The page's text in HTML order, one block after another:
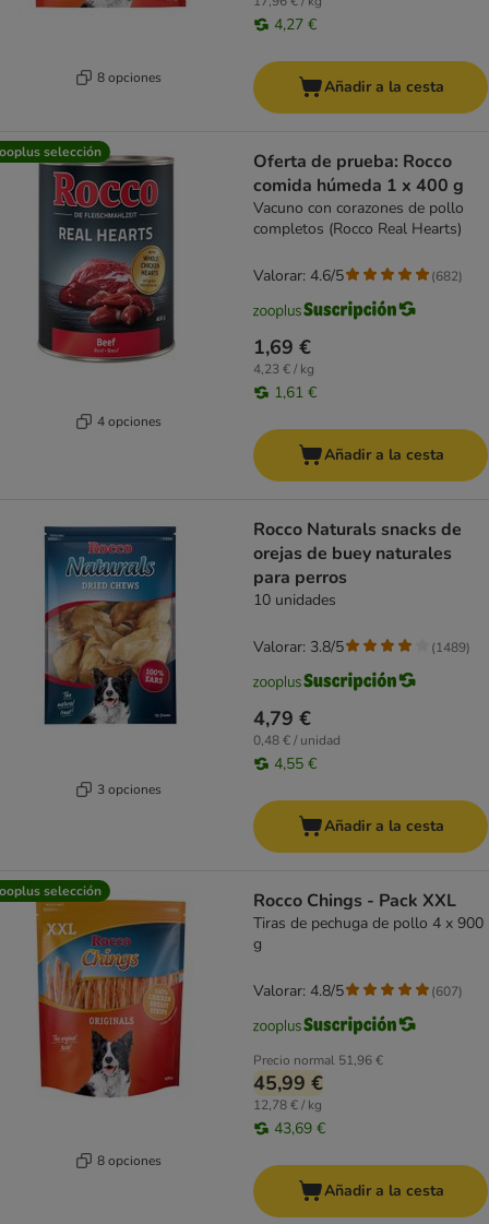
8 opciones
4,27 €
Añadir a la cesta
selección
4 opciones
Oferta de prueba: Rocco
comida húmeda 1 x 400 g
Vacuno con corazones de pollo
completos (Rocco Real Hearts)
1,69 €
4,23 € / kg
1,61 €
Valorar: 4.6/5 (682)
Añadir a la cesta
3 opciones
Rocco Naturals snacks de
orejas de buey naturales
para perros
10 unidades
4,79 €
0,48 € / unidad
4,55 €
Valorar: 3.8/5 (1489)
Añadir a la cesta
selección
8 opciones
Rocco Chings - Pack XXL
Tiras de pechuga de pollo 4 x 900
g
Precio normal 51,96 €
45,99 €
12,78 € / kg
43,69 €
Valorar: 4.8/5 (607)
Añadir a la cesta